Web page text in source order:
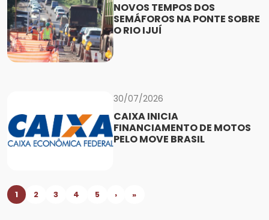
NOVOS TEMPOS DOS
SEMÁFOROS NA PONTE SOBRE
O RIO IJUÍ
30/07/2026
CAIXA INICIA
FINANCIAMENTO DE MOTOS
PELO MOVE BRASIL
1 2 3 4 5 › »